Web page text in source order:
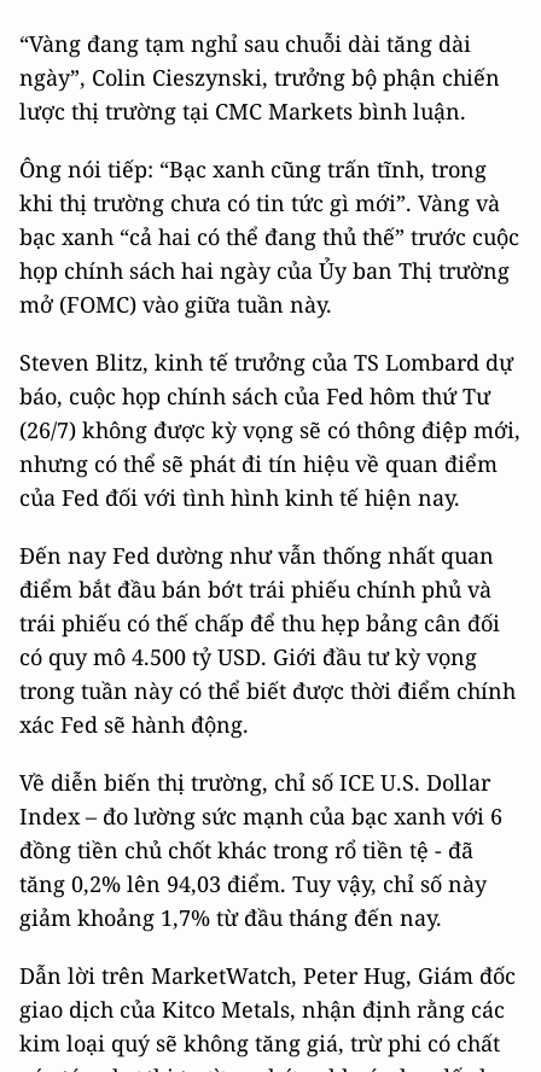
“Vàng đang tạm nghỉ sau chuỗi dài tăng dài
ngày”, Colin Cieszynski, trưởng bộ phận chiến
lược thị trường tại CMC Markets bình luận.
Ông nói tiếp: “Bạc xanh cũng trấn tĩnh, trong
khi thị trường chưa có tin tức gì mới”. Vàng và
bạc xanh “cả hai có thể đang thủ thế” trước cuộc
họp chính sách hai ngày của Ủy ban Thị trường
mở (FOMC) vào giữa tuần này.
Steven Blitz, kinh tế trưởng của TS Lombard dự
báo, cuộc họp chính sách của Fed hôm thứ Tư
(26/7) không được kỳ vọng sẽ có thông điệp mới,
nhưng có thể sẽ phát đi tín hiệu về quan điểm
của Fed đối với tình hình kinh tế hiện nay.
Đến nay Fed dường như vẫn thống nhất quan
điểm bắt đầu bán bớt trái phiếu chính phủ và
trái phiếu có thế chấp để thu hẹp bảng cân đối
có quy mô 4.500 tỷ USD. Giới đầu tư kỳ vọng
trong tuần này có thể biết được thời điểm chính
xác Fed sẽ hành động.
Về diễn biến thị trường, chỉ số ICE U.S. Dollar
Index – đo lường sức mạnh của bạc xanh với 6
đồng tiền chủ chốt khác trong rổ tiền tệ - đã
tăng 0,2% lên 94,03 điểm. Tuy vậy, chỉ số này
giảm khoảng 1,7% từ đầu tháng đến nay.
Dẫn lời trên MarketWatch, Peter Hug, Giám đốc
giao dịch của Kitco Metals, nhận định rằng các
kim loại quý sẽ không tăng giá, trừ phi có chất